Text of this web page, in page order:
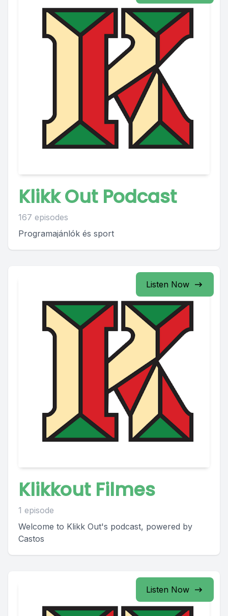
Klikk Out Podcast
167 episodes
Programajánlók és sport
Listen Now
Klikkout Filmes
1 episode
Welcome to Klikk Out's podcast, powered by
Castos
Listen Now